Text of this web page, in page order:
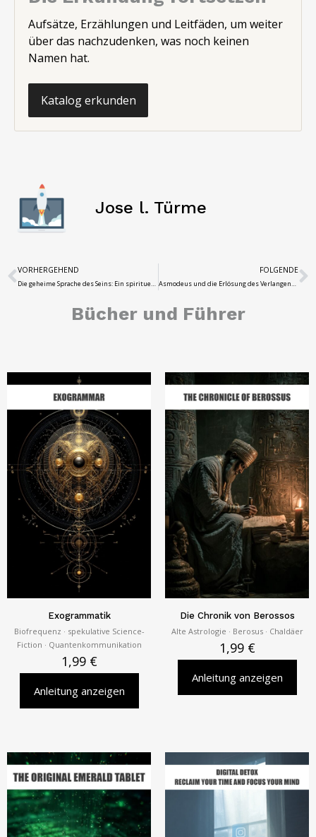
Aufsätze, Erzählungen und Leitfäden, um weiter
über das nachzudenken, was noch keinen
Namen hat.
Katalog erkunden
Jose l. Türme
VORHERGEHEND
Die geheime Sprache des Seins: Ein spiritueller Blick auf den inneren Namen
FOLGENDE
Asmodeus und die Erlösung des Verlangens: Philosophie der Dunkelheit
Bücher und Führer
Exogrammatik
Biofrequenz · spekulative Science-
Fiction · Quantenkommunikation
1,99 €
Anleitung anzeigen
Die Chronik von Berossos
Alte Astrologie · Berosus · Chaldäer
1,99 €
Anleitung anzeigen